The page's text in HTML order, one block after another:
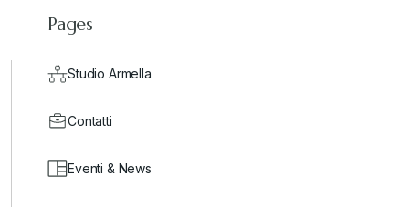
Pages
Studio Armella
Contatti
Eventi & News